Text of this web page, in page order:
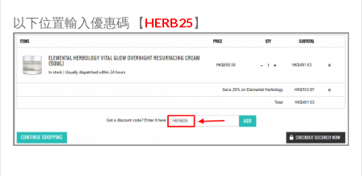
以下位置輸入優惠碼 【HERB25】